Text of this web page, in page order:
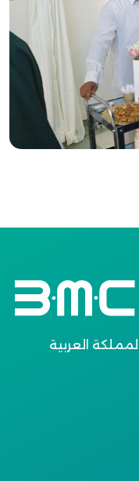
العربية